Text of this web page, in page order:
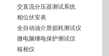
交直流分压器测试系统
相位伏安表
全自动油介质损耗测试仪
微电脑继电保护测试仪
核相仪